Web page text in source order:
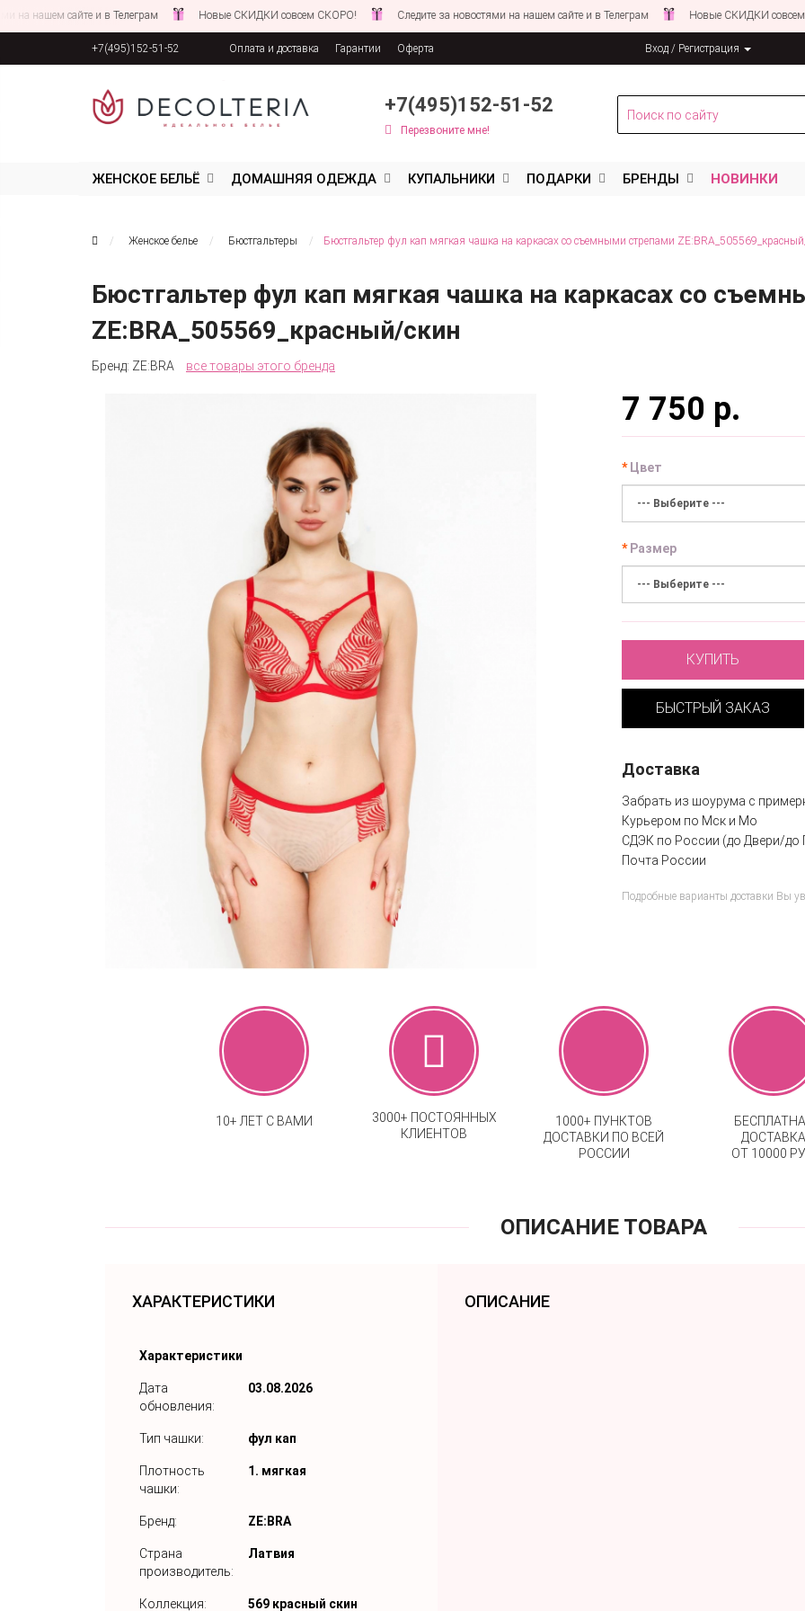
сайте и в Телеграм Новые СКИДКИ совсем СКОРО! Следите за новостями на нашем сайте и в Телеграм Новые СКИДКИ совсем СКОРО!
+7(495)152-51-52 Оплата и доставка Гарантии Оферта Вход / Регистрация
+7(495)152-51-52
Перезвоните мне!
ЖЕНСКОЕ БЕЛЬЁ ДОМАШНЯЯ ОДЕЖДА КУПАЛЬНИКИ ПОДАРКИ БРЕНДЫ НОВИНКИ
Женское белье Бюстгальтеры Бюстгальтер фул кап мягкая чашка на каркасах со съемными стрепами
Бюстгальтер фул кап мягкая чашка на каркасах со
ZE:BRA_505569_красный/скин
Бренд: ZE:BRA все товары этого бренда
7 750 р.
Цвет
Размер
КУПИТЬ
БЫСТРЫЙ ЗАКАЗ
Доставка
Забрать из шоурума с
Курьером по Мск и Мо
СДЭК по России (до Двери/до
Почта России
Подробные варианты доставки Вы
10+ ЛЕТ С ВАМИ
3000+ ПОСТОЯННЫХ
КЛИЕНТОВ
1000+ ПУНКТОВ
ДОСТАВКИ ПО ВСЕЙ
РОССИИ
ДОСТАВКА
ОТ 10000
ОПИСАНИЕ ТОВАРА
ХАРАКТЕРИСТИКИ
Характеристики
Дата
обновления:
03.08.2026
Тип чашки: фул кап
Плотность
чашки:
1. мягкая
Бренд: ZE:BRA
Страна
производитель:
Латвия
Коллекция: 569 красный скин
ОПИСАНИЕ